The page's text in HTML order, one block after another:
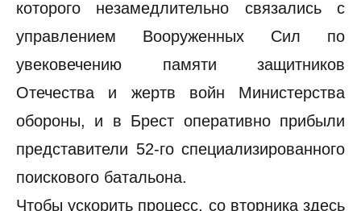
которого незамедлительно связались с
управлением Вооруженных Сил по
увековечению памяти защитников
Отечества и жертв войн Министерства
обороны, и в Брест оперативно прибыли
представители 52-го специализированного
поискового батальона.
Чтобы ускорить процесс, со вторника здесь